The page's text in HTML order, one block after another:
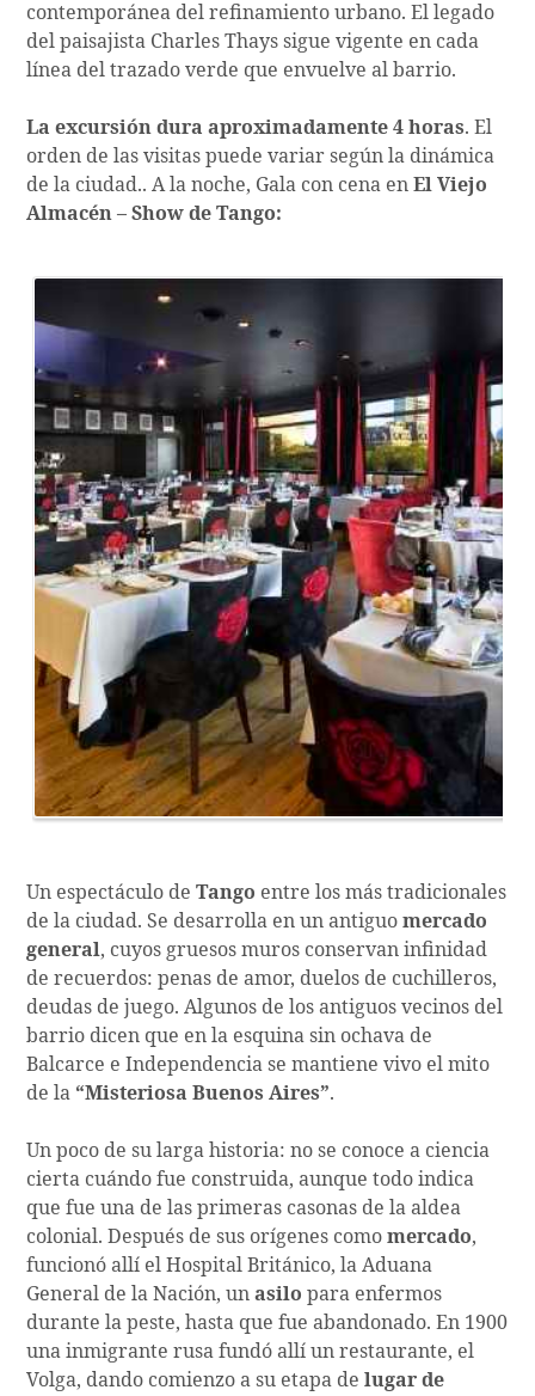
contemporánea del refinamiento urbano. El legado
del paisajista Charles Thays sigue vigente en cada
línea del trazado verde que envuelve al barrio.
La excursión dura aproximadamente 4 horas. El
orden de las visitas puede variar según la dinámica
de la ciudad.. A la noche, Gala con cena enEl Viejo
Almacén – Show de Tango:
Un espectáculo deTango entre los más tradicionales
de la ciudad. Se desarrolla en un antiguomercado
general, cuyos gruesos muros conservan infinidad
de recuerdos: penas de amor, duelos de cuchilleros,
deudas de juego. Algunos de los antiguos vecinos del
barrio dicen que en la esquina sin ochava de
Balcarce e Independencia se mantiene vivo el mito
de la “Misteriosa Buenos Aires”.
Un poco de su larga historia: no se conoce a ciencia
cierta cuándo fue construida, aunque todo indica
que fue una de las primeras casonas de la aldea
colonial. Después de sus orígenes comomercado,
funcionó allí el Hospital Británico, la Aduana
General de la Nación, unasilo para enfermos
durante la peste, hasta que fue abandonado. En 1900
una inmigrante rusa fundó allí un restaurante, el
Volga, dando comienzo a su etapa delugar de